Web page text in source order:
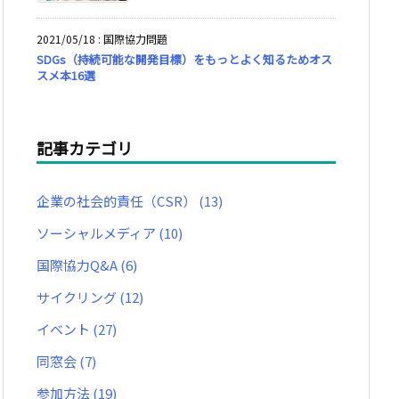
2021/05/18 : 国際協力問題
SDGs（持続可能な開発目標）をもっとよく知るためオス
スメ本16選
記事カテゴリ
企業の社会的責任（CSR） (13)
ソーシャルメディア (10)
国際協力Q&A(6)
サイクリング(12)
イベント (27)
同窓会(7)
参加方法(19)